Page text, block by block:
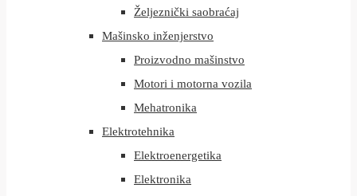
Željeznički saobraćaj
Mašinsko inženjerstvo
Proizvodno mašinstvo
Motori i motorna vozila
Mehatronika
Elektrotehnika
Elektroenergetika
Elektronika